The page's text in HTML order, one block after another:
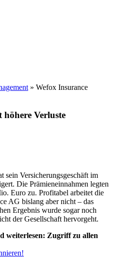
» Wefox Insurance
höhere Verluste
sein Versicherungsgeschäft im
Die Prämieneinnahmen legten
Euro zu. Profitabel arbeitet die
AG bislang aber nicht – das
Ergebnis wurde sogar noch
der Gesellschaft hervorgeht.
weiterlesen: Zugriff zu allen